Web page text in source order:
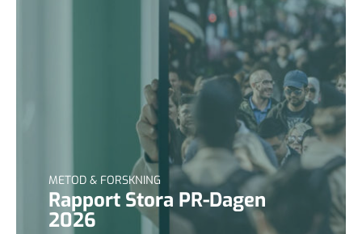
METOD & FORSKNING
Rapport Stora PR-Dagen
2026